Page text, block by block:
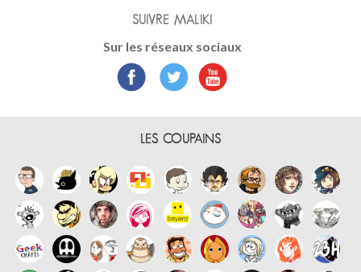
SUIVRE MALIKI
Sur les réseaux sociaux
LES COUPAINS